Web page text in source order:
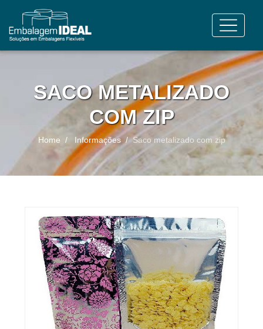
SACO METALIZADO
COM ZIP
Home Informações Saco metalizado com zip